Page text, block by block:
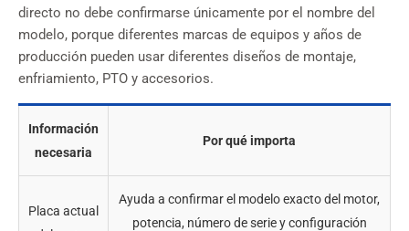
directo no debe confirmarse únicamente por el nombre del
modelo, porque diferentes marcas de equipos y años de
producción pueden usar diferentes diseños de montaje,
enfriamiento, PTO y accesorios.
Información
necesaria
Por qué importa
Placa actual
Ayuda a confirmar el modelo exacto del motor,
potencia, número de serie y configuración